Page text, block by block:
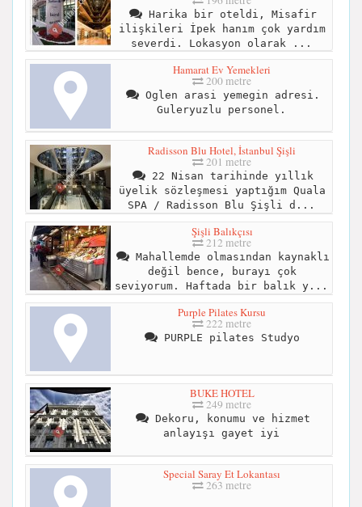
Harika bir oteldi, Misafir
ilişkileri İpek hanım çok yardım
severdi. Lokasyon olarak ...
Hamarat Ev Yemekleri
200 metre
Oglen arasi yemegin adresi.
Guleryuzlu personel.
Radisson Blu Hotel, İstanbul Şişli
201 metre
22 Nisan tarihinde yıllık
üyelik sözleşmesi yaptığım Quala
SPA / Radisson Blu Şişli d...
Şişli Balıkçısı
212 metre
Mahallemde olmasından kaynaklı
değil bence, burayı çok
seviyorum. Haftada bir balık y...
Purple Pilates Kursu
222 metre
PURPLE pilates Studyo
BUKE HOTEL
249 metre
Dekoru, konumu ve hizmet
anlayışı gayet iyi
Special Saray Et Lokantası
263 metre